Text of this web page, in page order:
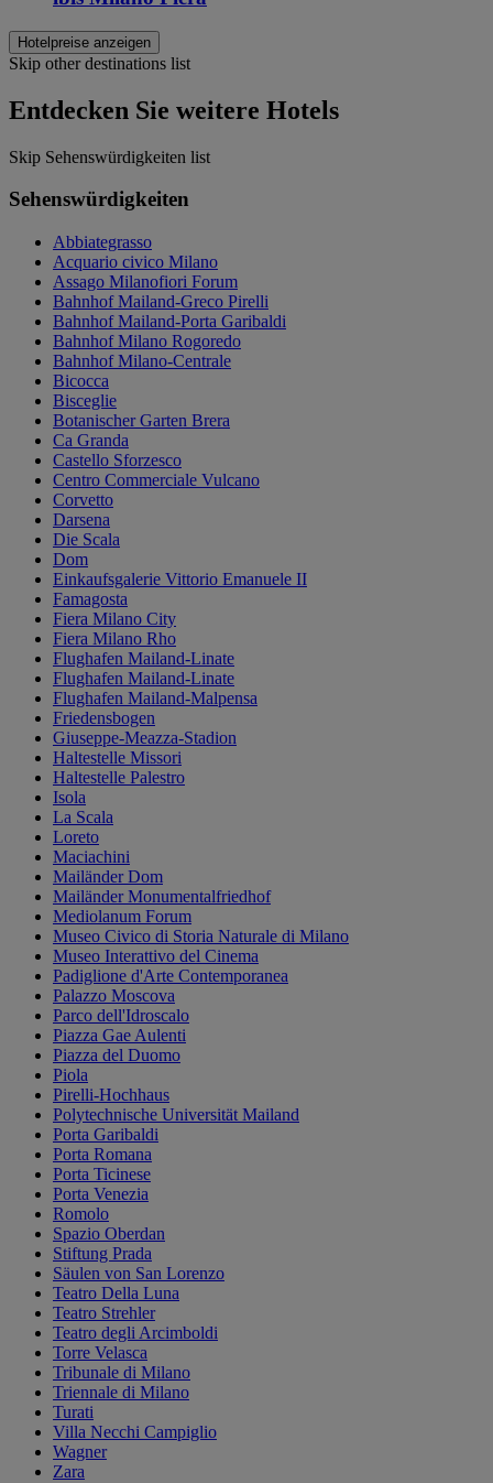
Hotelpreise anzeigen
Skip other destinations list
Entdecken Sie weitere Hotels
Skip Sehenswürdigkeiten list
Sehenswürdigkeiten
Abbiategrasso
Acquario civico Milano
Assago Milanofiori Forum
Bahnhof Mailand-Greco Pirelli
Bahnhof Mailand-Porta Garibaldi
Bahnhof Milano Rogoredo
Bahnhof Milano-Centrale
Bicocca
Bisceglie
Botanischer Garten Brera
Ca Granda
Castello Sforzesco
Centro Commerciale Vulcano
Corvetto
Darsena
Die Scala
Dom
Einkaufsgalerie Vittorio Emanuele II
Famagosta
Fiera Milano City
Fiera Milano Rho
Flughafen Mailand-Linate
Flughafen Mailand-Linate
Flughafen Mailand-Malpensa
Friedensbogen
Giuseppe-Meazza-Stadion
Haltestelle Missori
Haltestelle Palestro
Isola
La Scala
Loreto
Maciachini
Mailänder Dom
Mailänder Monumentalfriedhof
Mediolanum Forum
Museo Civico di Storia Naturale di Milano
Museo Interattivo del Cinema
Padiglione d'Arte Contemporanea
Palazzo Moscova
Parco dell'Idroscalo
Piazza Gae Aulenti
Piazza del Duomo
Piola
Pirelli-Hochhaus
Polytechnische Universität Mailand
Porta Garibaldi
Porta Romana
Porta Ticinese
Porta Venezia
Romolo
Spazio Oberdan
Stiftung Prada
Säulen von San Lorenzo
Teatro Della Luna
Teatro Strehler
Teatro degli Arcimboldi
Torre Velasca
Tribunale di Milano
Triennale di Milano
Turati
Villa Necchi Campiglio
Wagner
Zara